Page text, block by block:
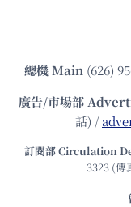
總機Main (626)
廣告/市場部
話) /
訂閱部 Circulation
3323 (傳